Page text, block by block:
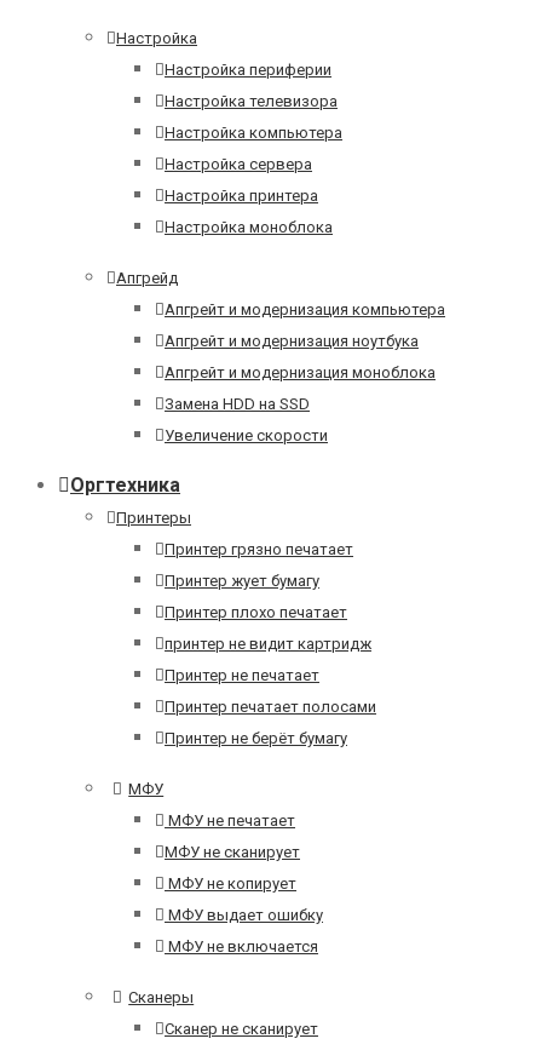
Настройка
Настройка периферии
Настройка телевизора
Настройка компьютера
Настройка сервера
Настройка принтера
Настройка моноблока
Апгрейд
Апгрейт и модернизация компьютера
Апгрейт и модернизация ноутбука
Апгрейт и модернизация моноблока
Замена HDD на SSD
Увеличение скорости
Оргтехника
Принтеры
Принтер грязно печатает
Принтер жует бумагу
Принтер плохо печатает
принтер не видит картридж
Принтер не печатает
Принтер печатает полосами
Принтер не берёт бумагу
МФУ
МФУ не печатает
МФУ не сканирует
МФУ не копирует
МФУ выдает ошибку
МФУ не включается
Сканеры
Сканер не сканирует